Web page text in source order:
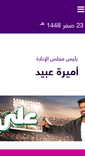
23 صفر 1448 هـ
رئيس مجلس الإدارة
أميرة عبيد